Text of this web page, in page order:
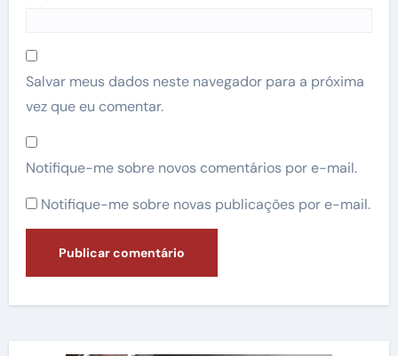
Salvar meus dados neste navegador para a próxima
vez que eu comentar.
Notifique-me sobre novos comentários por e-mail.
Notifique-me sobre novas publicações por e-mail.